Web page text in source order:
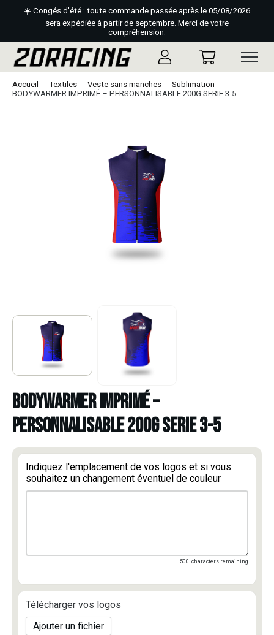
☀️ Congés d'été : toute commande passée après le 05/08/2026
sera expédiée à partir de septembre. Merci de votre
compréhension.
Accueil Textiles Veste sans manches
Sublimation
BODYWARMER IMPRIMÉ – PERSONNALISABLE 200G SERIE 3-5
BODYWARMER IMPRIMÉ –
PERSONNALISABLE 200G SERIE 3-5
Indiquez l'emplacement de vos logos et si vous
souhaitez un changement éventuel de couleur
500 characters remaining
Télécharger vos logos
Ajouter un fichier